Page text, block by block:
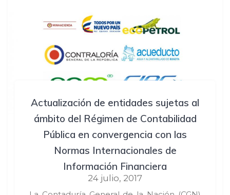
Actualización de entidades sujetas al
ámbito del Régimen de Contabilidad
Pública en convergencia con las
Normas Internacionales de
Información Financiera
24 julio, 2017